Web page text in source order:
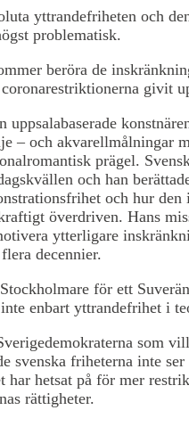
yttrandefriheten och
problematisk.
beröra de
givit
uppsalabaserade
– och akvarellmålningar
prägel.
och han
och hur den
överdriven. Hans
ytterligare
decennier.
för ett
enbart yttrandefrihet i
som
svenska friheterna inte
har hetsat på för mer
rättigheter.